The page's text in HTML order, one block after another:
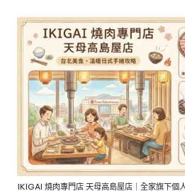
美
食、
通、
資
訊
IKIGAI 燒肉專門店 天母高島屋店｜全家旗下個